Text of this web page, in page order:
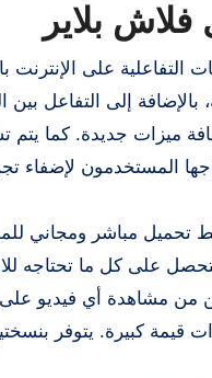
بلاير
التفاعلية على
بالإضافة إلى التفاعل
ميزات جديدة. كما يتم
المستخدمون لإضفاء
تحميل مباشر ومجاني
من مشاهدة أي فيديو على
ذات قيمة كبيرة. يتوفر